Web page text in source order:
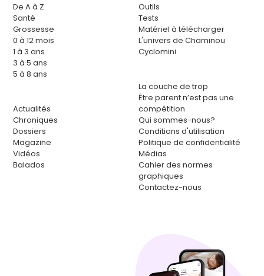
De A à Z
Santé
Grossesse
0 à 12 mois
1 à 3 ans
3 à 5 ans
5 à 8 ans
Actualités
Chroniques
Dossiers
Magazine
Vidéos
Balados
Outils
Tests
Matériel à télécharger
L'univers de Chaminou
Cyclomini
La couche de trop
Être parent n’est pas une
compétition
Qui sommes-nous?
Conditions d'utilisation
Politique de confidentialité
Médias
Cahier des normes
graphiques
Contactez-nous